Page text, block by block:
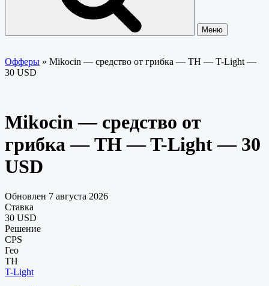
Меню
Офферы » Mikocin — средство от грибка — TH — T-Light —
30 USD
Mikocin — средство от
грибка — TH — T-Light — 30
USD
Обновлен 7 августа 2026
Ставка
30 USD
Решение
CPS
Гео
TH
T-Light